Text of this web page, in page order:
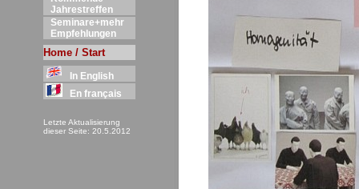
Jahrestreffen
Seminare+mehr
Empfehlungen
Home / Start
In English
En français
Letzte Aktualisierung
dieser Seite: 20.5.2012